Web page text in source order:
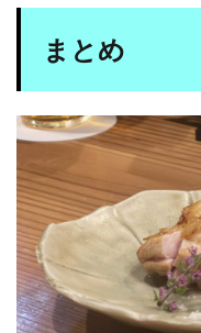
まとめ